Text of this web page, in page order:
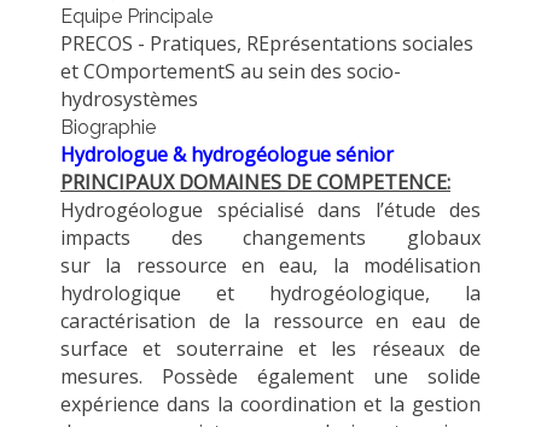
HDR
THESES
WORKING PAPERS
THEMATIC NOTES
FOR THE PUBLIC
Equipe Principale
PRECOS - Pratiques, REprésentations sociales
et COmportementS au sein des socio-
hydrosystèmes
Biographie
Hydrologue &hydrogéologuesénior
PRINCIPAUX DOMAINES DE COMPETENCE:
Hydrogéologue spécialisé dans l’étude des
impacts des changements globaux
sur la ressource en eau, la modélisation
hydrologique et hydrogéologique, la
caractérisation de la ressource en eau de
surface et souterraine et les réseaux de
mesures. Possède également une solide
expérience dans la coordination et la gestion